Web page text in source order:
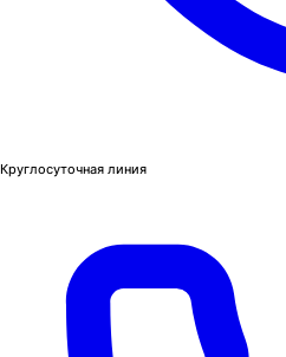
Круглосуточная линия